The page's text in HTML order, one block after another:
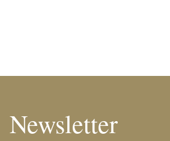
Newsletter